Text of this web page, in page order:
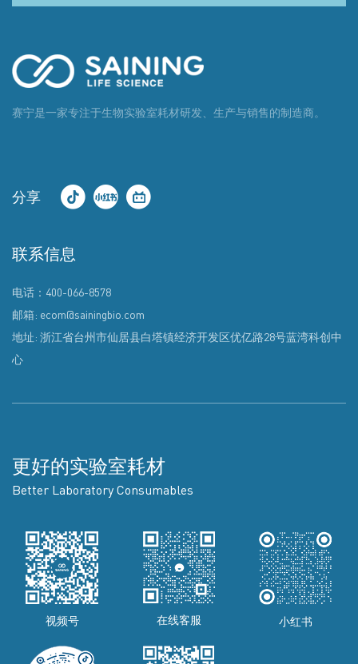
赛宁是一家专注于生物实验室耗材研发、生产与销售的制造商。
分享
联系信息
电话：400-066-8578
邮箱: ecom@sainingbio.com
地址: 浙江省台州市仙居县白塔镇经济开发区优亿路28号蓝湾科创中
心
更好的实验室耗材
Better Laboratory Consumables
视频号 在线客服 小红书